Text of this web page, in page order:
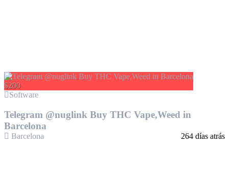
$200
Software
Telegram @nuglink Buy THC Vape,Weed in
Barcelona
Barcelona 264 días atrás